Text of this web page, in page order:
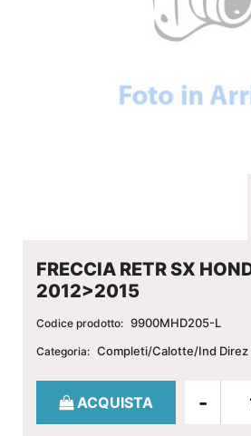
FRECCIA RETR SX
2012>2015
Codice prodotto: 9900MHD205-L
Categoria: Completi/Calotte/Ind Direz
Quantità
ACQUISTA